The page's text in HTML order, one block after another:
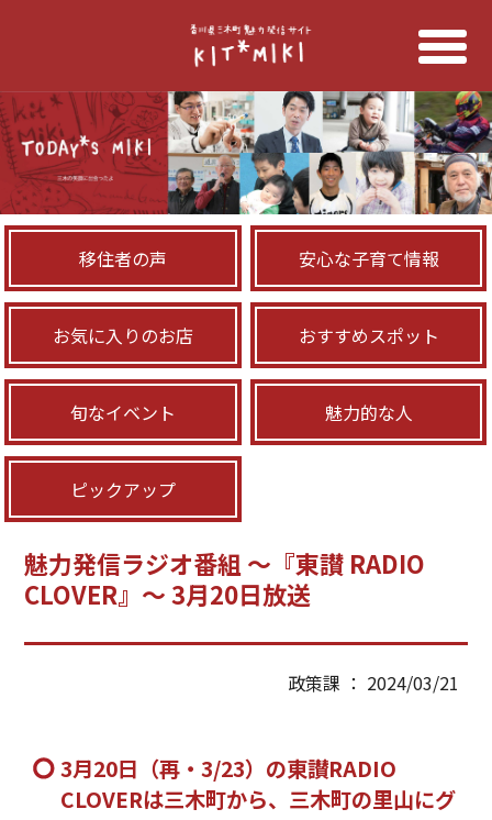
移住者の声 安心な子育て情報
お気に入りのお店 おすすめスポット
旬なイベント 魅力的な人
ピックアップ
魅力発信ラジオ番組 ～『東讃 RADIO
CLOVER』～ 3月20日放送
政策課 ： 2024/03/21
3月20日（再・3/23）の東讃RADIO
CLOVERは三木町から、三木町の里山にグ